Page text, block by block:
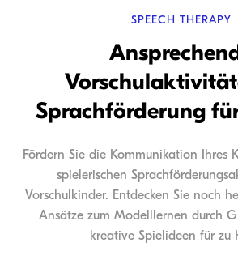
SPEECH THERAPY
Sprachförderung
Fördern Sie die Kommunikation Ihres
spielerischen
Vorschulkinder. Entdecken Sie noch
Ansätze zum Modelllernen durch
kreative Spielideen für zu